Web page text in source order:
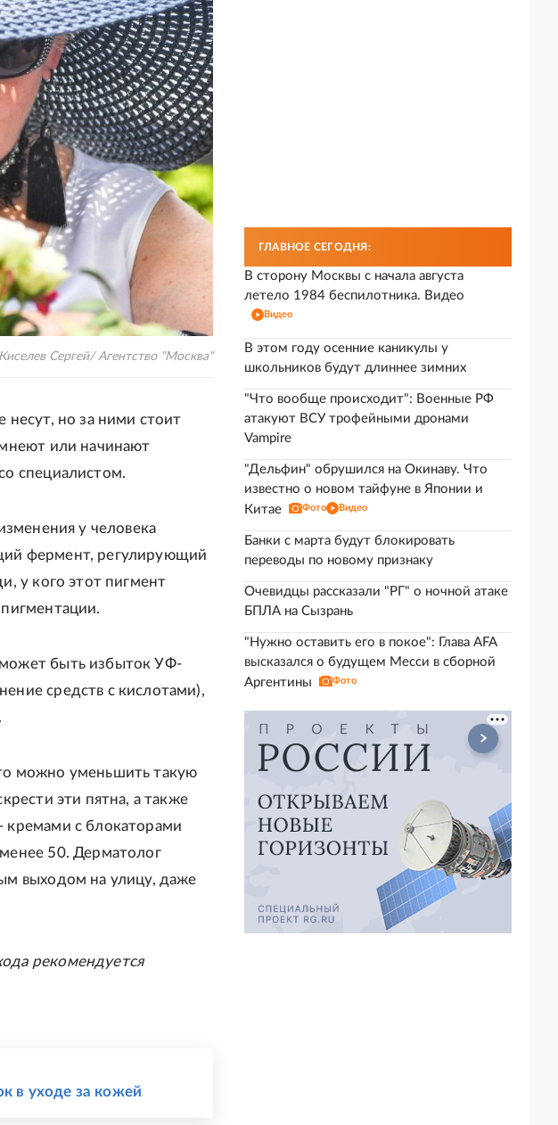
Киселев Сергей/ Агентство "Москва"
несут, но за ними стоит
или начинают
специалистом.
у человека
фермент, регулирующий
у кого этот пигмент
быть избыток УФ-
средств с кислотами),
можно уменьшить такую
эти пятна, а также
кремами с блокаторами
50. Дерматолог
выходом на улицу, даже
рекомендуется
в уходе за кожей
ГЛАВНОЕ СЕГОДНЯ:
В сторону Москвы с начала августа
летело 1984 беспилотника. Видео
Видео
В этом году осенние каникулы у
школьников будут длиннее зимних
"Что вообще происходит": Военные РФ
атакуют ВСУ трофейными дронами
Vampire
"Дельфин" обрушился на Окинаву. Что
известно о новом тайфуне в Японии и
Китае
Фото Видео
Банки с марта будут блокировать
переводы по новому признаку
Очевидцы рассказали "РГ" о ночной атаке
БПЛА на Сызрань
"Нужно оставить его в покое": Глава AFA
высказался о будущем Месси в сборной
Аргентины
Фото